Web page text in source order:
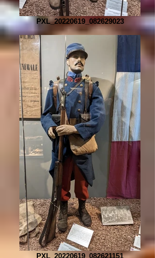
PXL_20220619_082629023
PXL_20220619_082621151